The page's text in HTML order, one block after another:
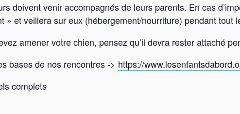
doivent venir accompagnés de leurs parents. En cas
» et veillera sur eux (hébergement/nourriture) pendant tout
amener votre chien, pensez qu’il devra rester attaché
bases de nos rencontres -> https://
complets